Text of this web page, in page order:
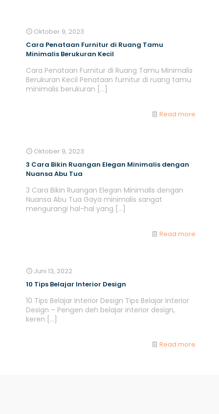
Oktober 9, 2023
Cara Penataan Furnitur di Ruang Tamu
Minimalis Berukuran Kecil
Cara Penataan Furnitur di Ruang Tamu Minimalis
Berukuran Kecil Penataan furnitur di ruang tamu
minimalis berukuran […]
Read more
Oktober 9, 2023
3 Cara Bikin Ruangan Elegan Minimalis dengan
Nuansa Abu Tua
3 Cara Bikin Ruangan Elegan Minimalis dengan
Nuansa Abu Tua Gaya minimalis sangat
mengurangi hal-hal yang […]
Read more
Juni 13, 2022
10 Tips Belajar Interior Design
10 Tips Belajar Interior Design Tips Belajar Interior
Design – Pengen deh belajar interior design,
keren […]
Read more